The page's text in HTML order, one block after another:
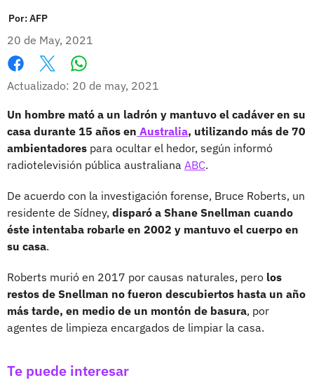
Por:AFP
20 de May, 2021
Facebook
X
Actualizado: 20 de may, 2021
Un hombre mató a un ladrón y mantuvo el cadáver en su
casa durante 15 años en Australia, utilizando más de 70
ambientadores para ocultar el hedor, según informó
radiotelevisión pública australiana ABC.
De acuerdo con la investigación forense, Bruce Roberts, un
residente de Sídney, disparó a Shane Snellman cuando
éste intentaba robarle en 2002 y mantuvo el cuerpo en
su casa.
Roberts murió en 2017 por causas naturales, pero los
restos de Snellman no fueron descubiertos hasta un año
más tarde, en medio de un montón de basura, por
agentes de limpieza encargados de limpiar la casa.
Te puede interesar